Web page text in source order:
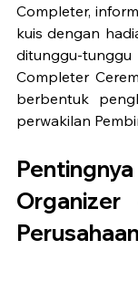
Completer,
kuis dengan
ditunggu-
Completer
berbentuk
perwakilan
Organizer
Perusahaan